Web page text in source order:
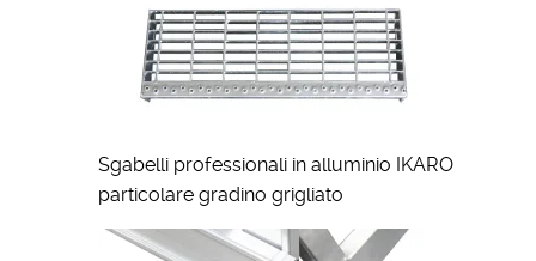
Sgabelli professionali in alluminio IKARO
particolare gradino grigliato